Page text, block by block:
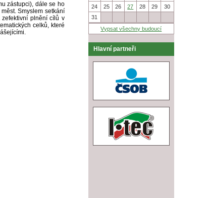
24
25 26 27 28 29
30
31
Vypsat všechny budoucí
Hlavní partneři
zástupci), dále se ho
Smyslem setkání
plnění cílů v
celků, které